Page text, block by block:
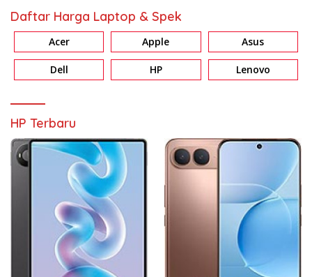
Daftar Harga Laptop & Spek
Acer Apple Asus
Dell HP Lenovo
HP Terbaru